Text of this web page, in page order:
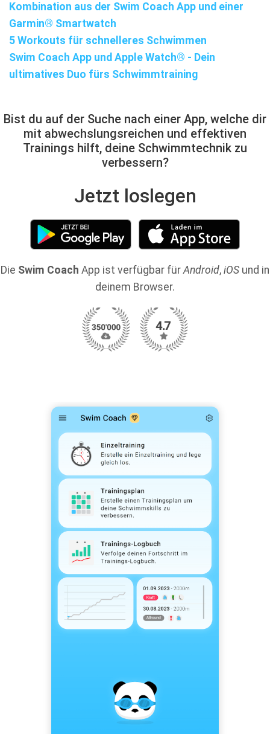
Kombination aus der Swim Coach App und einer
Garmin® Smartwatch
5 Workouts für schnelleres Schwimmen
Swim Coach App und Apple Watch® - Dein
ultimatives Duo fürs Schwimmtraining
Bist du auf der Suche nach einer App, welche dir
mit abwechslungsreichen und effektiven
Trainings hilft, deine Schwimmtechnik zu
verbessern?
Jetzt loslegen
Die Swim Coach App ist verfügbar fürAndroid, iOS und in
deinem Browser.